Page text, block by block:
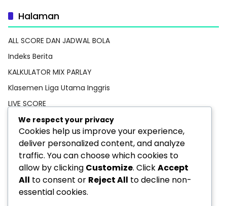
Halaman
ALL SCORE DAN JADWAL BOLA
Indeks Berita
KALKULATOR MIX PARLAY
Klasemen Liga Utama Inggris
LIVE SCORE
Pedoman Media Siber
PREDIKSI BOLA
Privacy Policy
STATISTIK PEMAIN
TEBAK SKOR
We respect your privacy
Cookies help us improve your experience,
deliver personalized content, and analyze
traffic. You can choose which cookies to
allow by clicking Customize. ClickAccept
All to consent or Reject All to decline non-
essential cookies.